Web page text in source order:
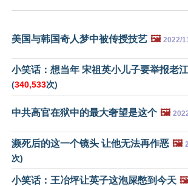
美国与韩国奇人梦中被传授技艺 🖼️ 2022/
小笑话：想当年 宋祖英小儿子要举报老江
(340,533次)
中共高官在狱中的最大奢望是这个 🖼️
濒死后的这一个镜头 让他无法再作恶 🖼️
次)
小笑话：王冶坪让英子这泡屎憋到今天